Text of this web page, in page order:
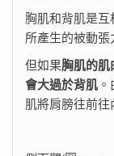
胸肌和背肌是
所產生的被動
但如果胸肌的肌
會大過於背肌
肌將肩膀往前